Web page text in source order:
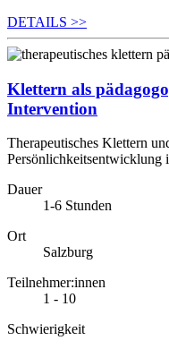
DETAILS >>
Klettern als
Intervention
Therapeutisches Klettern
Persönlichkeitsentwicklung
Dauer
1-6 Stunden
Ort
Salzburg
Teilnehmer:innen
1 - 10
Schwierigkeit